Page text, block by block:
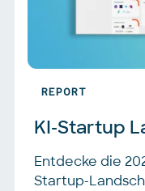
REPORT
KI-Startup
Entdecke die
Startup-